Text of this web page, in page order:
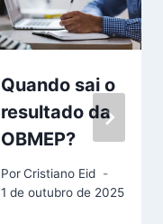
Quando sai o
resultado da
OBMEP?
PorCristiano Eid
1 de outubro de 2025